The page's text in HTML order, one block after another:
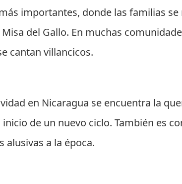
importantes, donde las familias
del Gallo. En muchas
cantan villancicos.
en Nicaragua se encuentra la
de un nuevo ciclo. También es
alusivas a la época.